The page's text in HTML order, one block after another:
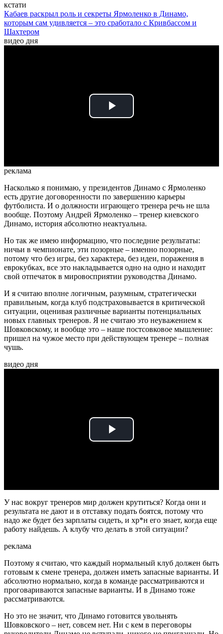
кстати
Кабаев раскрыл роль и секреты Ярмоленко в Динамо,
которым сам удивляется – это сработало с Кривбассом и
Шахтером
видео дня
Play
реклама
Насколько я понимаю, у президентов Динамо с Ярмоленко
есть другие договоренности по завершению карьеры
футболиста. И о должности играющего тренера речь не шла
вообще. Поэтому Андрей Ярмоленко – тренер киевского
Динамо, история абсолютно неактуальна.
Но так же имею информацию, что последние результаты:
ничьи в чемпионате, эти позорные – именно позорные,
потому что без игры, без характера, без идеи, поражения в
еврокубках, все это накладывается одно на одно и находит
свой отпечаток в мировосприятии руководства Динамо.
И я считаю вполне логичным, разумным, стратегически
правильным, когда клуб подстраховывается в критической
ситуации, оценивая различные варианты потенциальных
новых главных тренеров. Я не считаю это неуважением к
Шовковскому, и вообще это – наше постсовковое мышление:
пришел на чужое место при действующем тренере – полная
чушь.
видео дня
Play
У нас вокруг тренеров мир должен крутиться? Когда они и
результата не дают и в отставку подать боятся, потому что
надо же будет без зарплаты сидеть, и хр*н его знает, когда еще
работу найдешь. А клубу что делать в этой ситуации?
реклама
Поэтому я считаю, что каждый нормальный клуб должен быть
готовым к смене тренера, должен иметь запасные варианты. И
абсолютно нормально, когда в команде рассматриваются и
проговариваются запасные варианты. И в Динамо тоже
рассматриваются.
Но это не значит, что Динамо готовится увольнять
Шовковского – нет, совсем нет. Ни с кем в переговоры